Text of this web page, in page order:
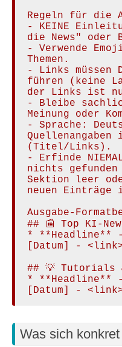
Regeln für die
- KEINE
die News" oder
- Verwende
Themen.
- Links müssen
führen (keine
der Links ist
- Bleibe
Meinung oder
- Sprache:
(Titel/Links).
- Erfinde
nichts
Sektion leer
neuen Einträge
Ausgabe-
## 📰 Top KI-
* **Headline** -
[Datum] -
## 💡 Tutorials
* **Headline** -
[Datum] -
Was sich